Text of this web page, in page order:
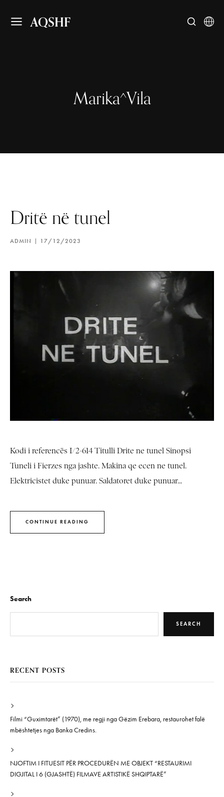
AQSHF
Marika^Vila
Dritë në tunel
ADMIN 17/12/2023
Kodi i referencës I/2-614 Titulli Drite ne tunel Sinopsi
Tuneli i Fierzes nga jashte. Makina qe ecen ne tunel.
Elektricistet duke punuar. Saldatoret duke punuar...
CONTINUE READING
Search
SEARCH
RECENT POSTS
Filmi “Guximtarët” (1970), me regji nga Gëzim Erebara, restaurohet falë
mbështetjes nga Banka Credins.
NJOFTIM I FITUESIT PËR PROCEDURËN ME OBJEKT “RESTAURIMI
DIGJITAL I 6 (GJASHTË) FILMAVE ARTISTIKË SHQIPTARË”